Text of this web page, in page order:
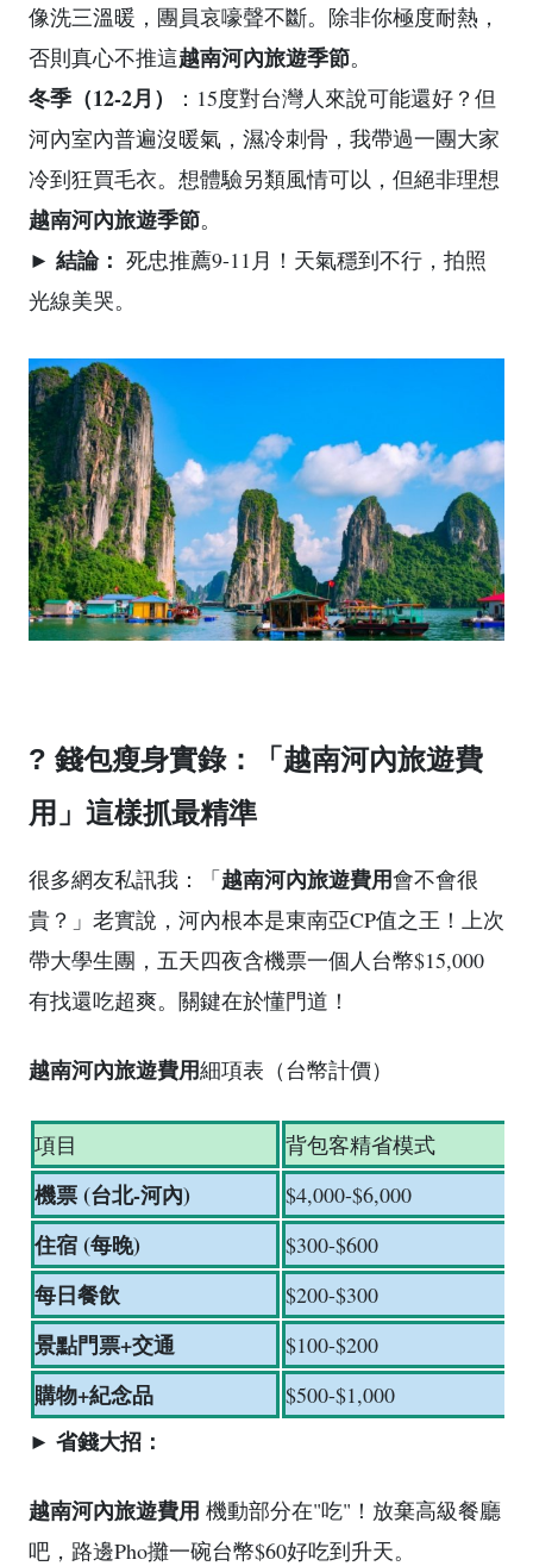
像洗三溫暖，團員哀嚎聲不斷。除非你極度耐熱，
否則真心不推這越南河內旅遊季節。
冬季（12-2月）
：15度對台灣人來說可能還好？但
河內室內普遍沒暖氣，濕冷刺骨，我帶過一團大家
冷到狂買毛衣。想體驗另類風情可以，但絕非理想
越南河內旅遊季節。
► 結論： 死忠推薦9-11月！天氣穩到不行，拍照
光線美哭。
? 錢包瘦身實錄：「越南河內旅遊費
用」這樣抓最精準
很多網友私訊我：「越南河內旅遊費用會不會很
貴？」老實說，河內根本是東南亞CP值之王！上次
帶大學生團，五天四夜含機票一個人台幣$15,000
有找還吃超爽。關鍵在於懂門道！
越南河內旅遊費用細項表（台幣計價）
項目 背包客精省模式
機票 (台北-河內) $4,000-$6,000
住宿 (每晚) $300-$600
每日餐飲 $200-$300
景點門票+交通 $100-$200
購物+紀念品 $500-$1,000
► 省錢大招：
越南河內旅遊費用 機動部分在"吃"！放棄高級餐廳
吧，路邊Pho攤一碗台幣$60好吃到升天。